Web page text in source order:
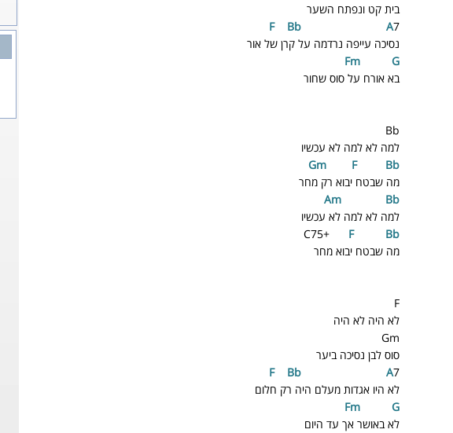
בית קט ונפתח השער
F
Bb A7
נסיכה עייפה נרדמה על קרן של אור
Fm
G
בא אורח על סוס שחור
Bb
למה לא למה לא עכשיו
Gm
F
Bb
מה שבטח יבוא רק מחר
Am
Bb
למה לא למה לא עכשיו
C75+
F
Bb
מה שבטח יבוא מחר
F
לא היה לא היה
Gm
סוס לבן נסיכה ביער
F
Bb A7
לא היו אגדות מעלם היה רק חלום
Fm
G
לא באושר אך עד היום